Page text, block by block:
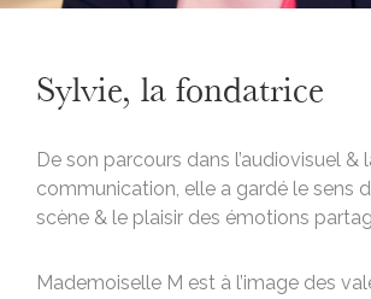
Sylvie, la fondatrice
De son parcours dans l’audiovisuel &
communication, elle a gardé le sens
scène & le plaisir des émotions
Mademoiselle M est à l’image des